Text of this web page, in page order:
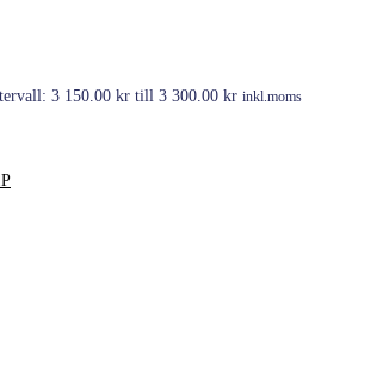
3 150.00 kr till 3 300.00 kr inkl.moms